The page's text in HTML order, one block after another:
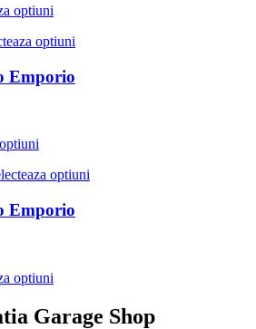
optiuni
optiuni
Emporio
optiuni
Emporio
optiuni
Garage Shop